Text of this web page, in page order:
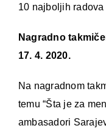
10 najboljih
Nagradno
17. 4. 2020.
Na nagradnom
temu “Šta je za
ambasadori